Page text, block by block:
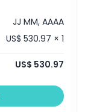
JJ MM, AAAA
US$ 530.97 × 1
US$ 530.97